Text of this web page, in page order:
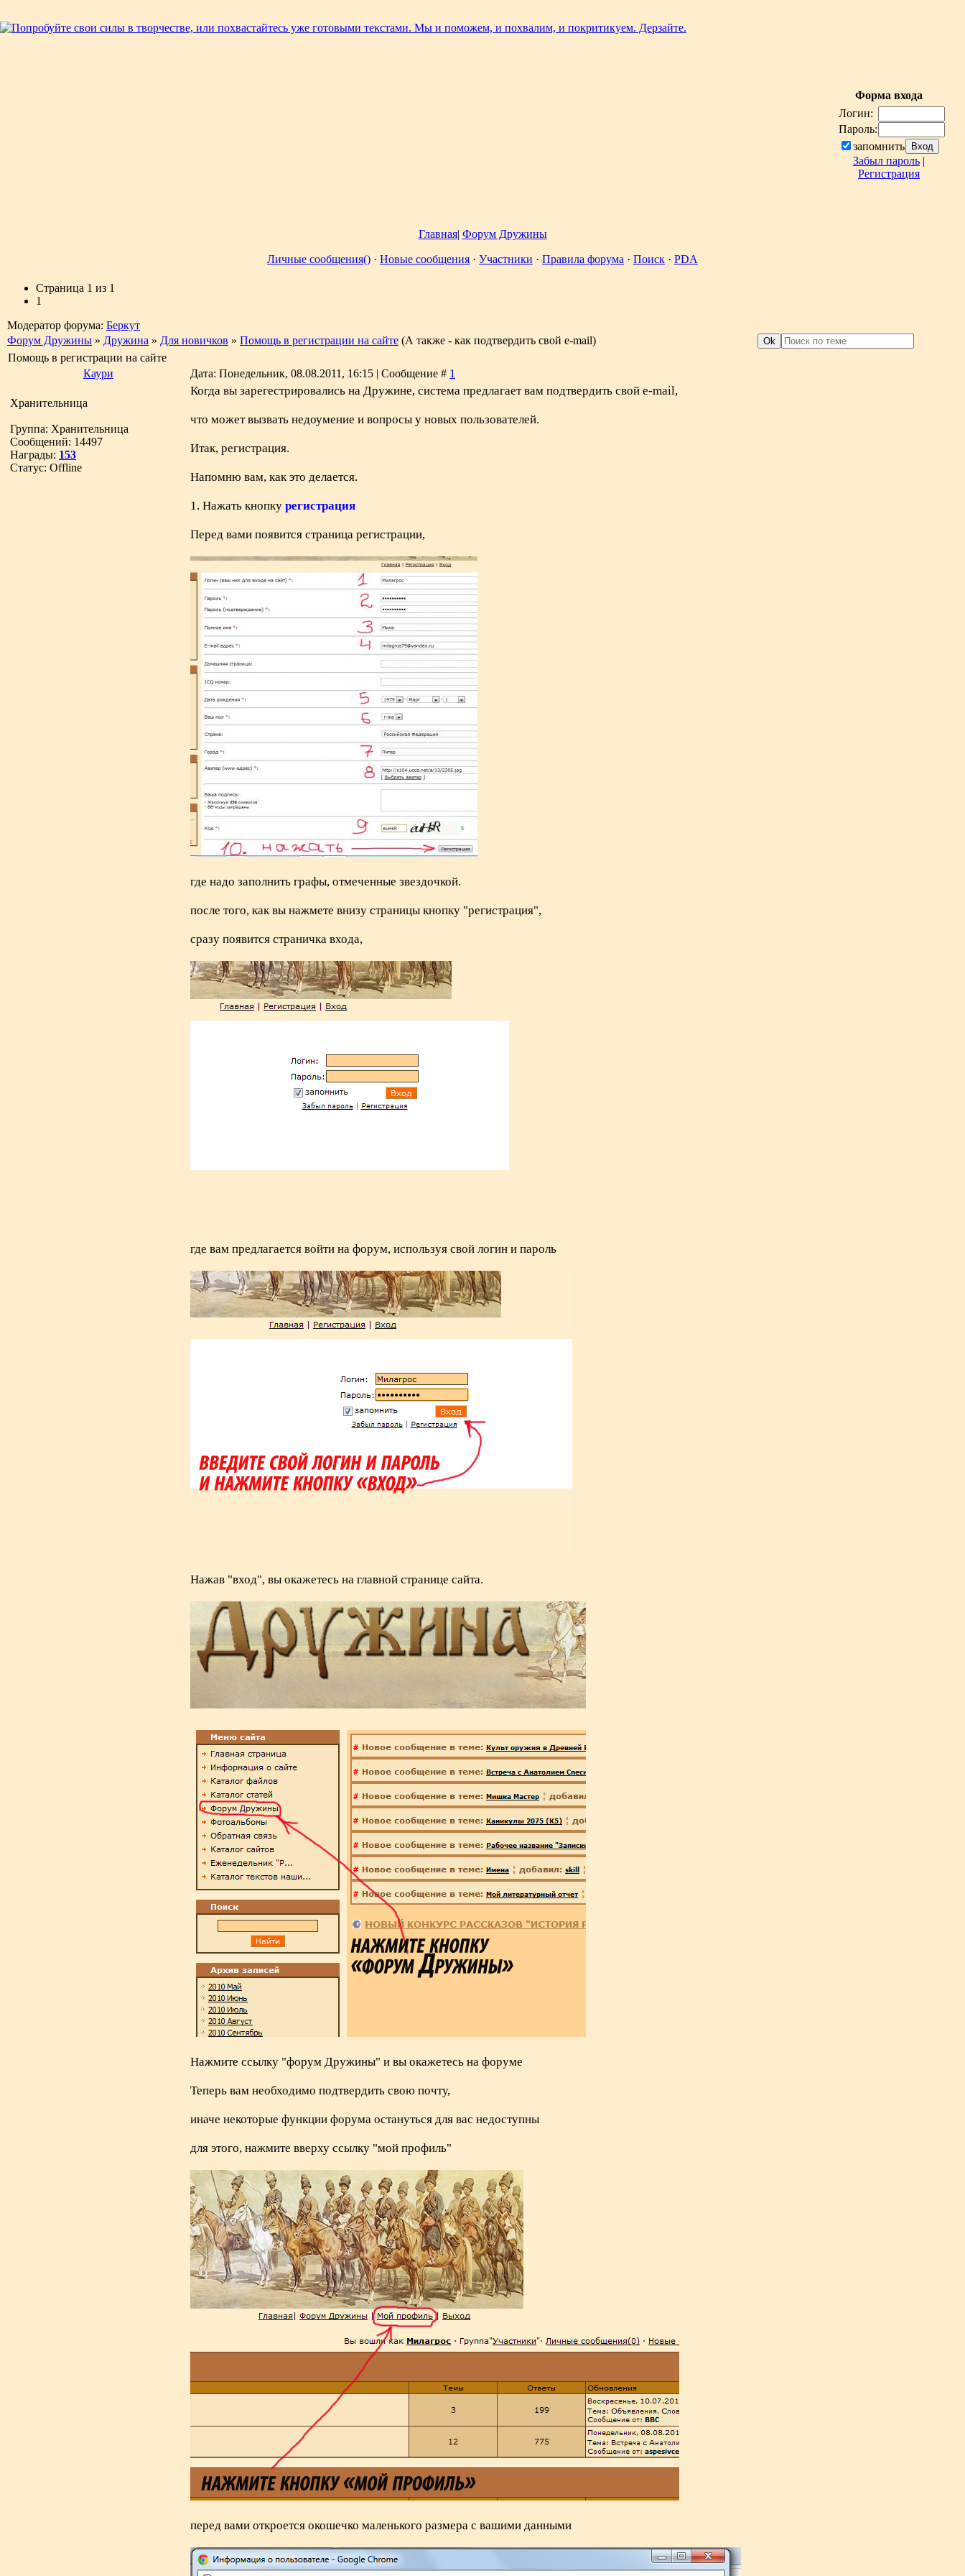
Форма входа
Логин:
Пароль:
запомнить
Забыл пароль |
Регистрация
Главная| Форум Дружины
Личные сообщения() · Новые сообщения · Участники · Правила форума · Поиск · PDA
Страница 1 из 1
1
Модератор форума: Беркут
Форум Дружины » Дружина » Для новичков » Помощь в регистрации на сайте (А также - как подтвердить свой e-mail)
Помощь в регистрации на сайте
Каури
Дата: Понедельник, 08.08.2011, 16:15 | Сообщение # 1
Хранительница
Группа: Хранительница
Сообщений: 14497
Награды: 153
Статус: Offline
Когда вы зарегестрировались на Дружине, система предлагает вам подтвердить свой e-mail,
что может вызвать недоумение и вопросы у новых пользователей.
Итак, регистрация.
Напомню вам, как это делается.
1. Нажать кнопку регистрация
Перед вами появится страница регистрации,
где надо заполнить графы, отмеченные звездочкой.
после того, как вы нажмете внизу страницы кнопку "регистрация",
сразу появится страничка входа,
где вам предлагается войти на форум, используя свой логин и пароль
Нажав "вход", вы окажетесь на главной странице сайта.
Нажмите ссылку "форум Дружины" и вы окажетесь на форуме
Теперь вам необходимо подтвердить свою почту,
иначе некоторые функции форума остануться для вас недоступны
для этого, нажмите вверху ссылку "мой профиль"
перед вами откроется окошечко маленького размера с вашими данными